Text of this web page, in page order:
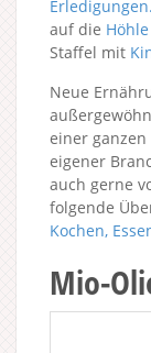
auf die
Staffel mit
Neue
einer
eigener
auch gerne
folgende
Kochen,
Mio-